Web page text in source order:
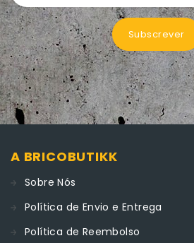
Subscrever
A BRICOBUTIKK
Sobre Nós
Política de Envio e Entrega
Política de Reembolso